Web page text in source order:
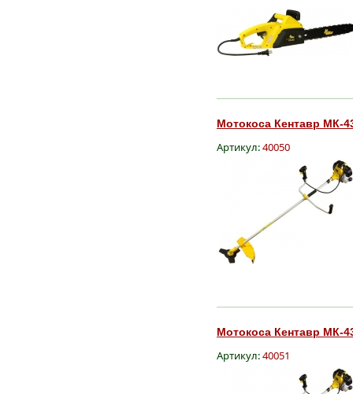
Мотокоса Кентавр МК-
Артикул:40050
Мотокоса Кентавр МК-
Артикул:40051